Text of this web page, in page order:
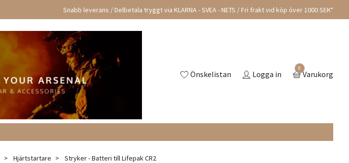
Snabb leverans / Delbetala tryggt via KLARNA - SVEA - NETS / Fri frakt vid köp över 1000 SEK*
Önskelistan Logga in
0
Varukorg
Hjärtstartare Stryker - Batteri till Lifepak CR2